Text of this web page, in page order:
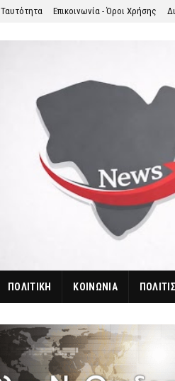
Ταυτότητα Επικοινωνία - Όροι Χρήσης
ΠΟΛΙΤΙΚΗ ΚΟΙΝΩΝΙΑ